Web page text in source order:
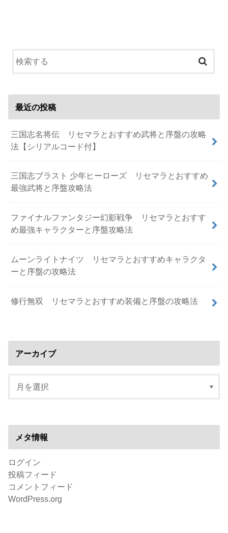
最近の投稿
三国志名将伝 リセマラとおすすめ武将と序盤の攻略
法【シリアルコード付】
三国志ブラスト 少年ヒーローズ リセマラとおすすめ
最強武将と序盤攻略法
ファイナルファンタジー幻影戦争 リセマラとおすす
め最強キャラクターと序盤攻略法
ムーンライトナイツ リセマラとおすすめキャラクタ
ーと序盤の攻略法
修行無双 リセマラとおすすめ装備と序盤の攻略法
アーカイブ
メタ情報
ログイン
投稿フィード
コメントフィード
WordPress.org